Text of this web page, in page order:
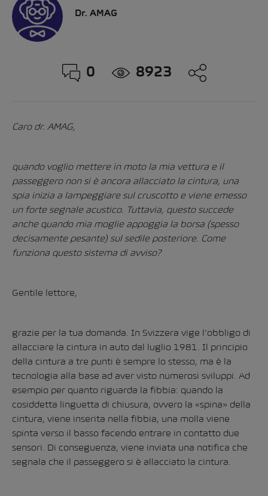
Dr. AMAG
0 8923
Caro dr. AMAG,
quando voglio mettere in moto la mia vettura e il
passeggero non si è ancora allacciato la cintura, una
spia inizia a lampeggiare sul cruscotto e viene emesso
un forte segnale acustico. Tuttavia, questo succede
anche quando mia moglie appoggia la borsa (spesso
decisamente pesante) sul sedile posteriore. Come
funziona questo sistema di avviso?
Gentile lettore,
grazie per la tua domanda. In Svizzera vige l’obbligo di
allacciare la cintura in auto dal luglio 1981. Il principio
della cintura a tre punti è sempre lo stesso, ma è la
tecnologia alla base ad aver visto numerosi sviluppi. Ad
esempio per quanto riguarda la fibbia: quando la
cosiddetta linguetta di chiusura, ovvero la «spina» della
cintura, viene inserita nella fibbia, una molla viene
spinta verso il basso facendo entrare in contatto due
sensori. Di conseguenza, viene inviata una notifica che
segnala che il passeggero si è allacciato la cintura.